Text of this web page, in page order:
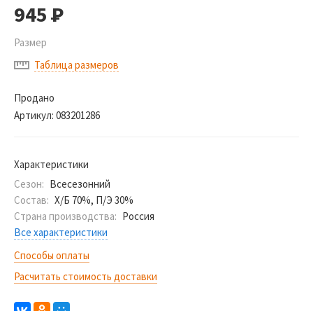
945Р
Размер
Таблица размеров
Продано
Артикул: 083201286
Характеристики
Сезон: Всесезонний
Состав: Х/Б 70%, П/Э 30%
Страна производства: Россия
Все характеристики
Способы оплаты
Расчитать стоимость доставки